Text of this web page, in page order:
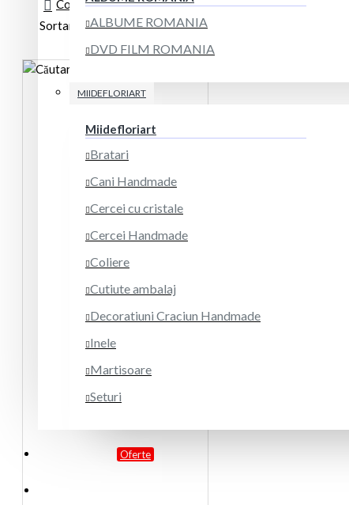
ALBUME ROMANIA
DVD FILM ROMANIA
MIIDEFLORIART
Miidefloriart
Bratari
Cani Handmade
Cercei cu cristale
Cercei Handmade
Coliere
Cutiute ambalaj
Decoratiuni Craciun Handmade
Inele
Martisoare
Seturi
Oferte
Comparare produse0
Sortare
Afisare